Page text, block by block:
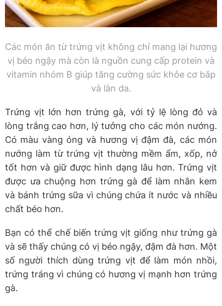
Các món ăn từ trứng vịt không chỉ mang lại hương
vị béo ngậy mà còn là nguồn cung cấp protein và
vitamin nhóm B giúp tăng cường sức khỏe cơ bắp
và làn da.
Trứng vịt lớn hơn trứng gà, với tỷ lệ lòng đỏ và
lòng trắng cao hơn, lý tưởng cho các món nướng.
Có màu vàng óng và hương vị đậm đà, các món
nướng làm từ trứng vịt thường mềm ẩm, xốp, nở
tốt hơn và giữ được hình dạng lâu hơn. Trứng vịt
được ưa chuộng hơn trứng gà để làm nhân kem
và bánh trứng sữa vì chúng chứa ít nước và nhiều
chất béo hơn.
Bạn có thể chế biến trứng vịt giống như trứng gà
và sẽ thấy chúng có vị béo ngậy, đậm đà hơn. Một
số người thích dùng trứng vịt để làm món nhồi,
trứng tráng vì chúng có hương vị mạnh hơn trứng
gà.